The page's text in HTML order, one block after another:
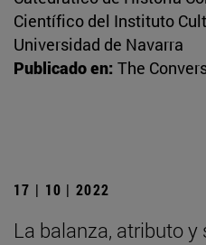
Científico del Instituto
Universidad de Navarra
Publicado en: The
17 | 10 | 2022
La balanza, atributo